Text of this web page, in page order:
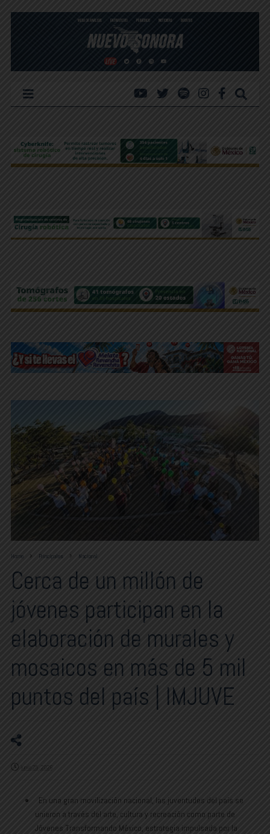
Home Principales Nacional
Cerca de un millón de
jóvenes participan en la
elaboración de murales y
mosaicos en más de 5 mil
puntos del país | IMJUVE
junio 25, 2026
⁠ ⁠En una gran movilización nacional, las juventudes del país se
unieron a través del arte, cultura y recreación como parte de
Jóvenes Transformando México, estrategia impulsada por la